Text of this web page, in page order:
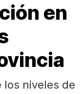
en
los niveles de